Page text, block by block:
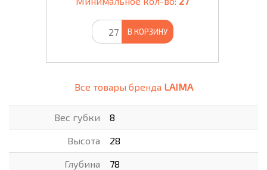
В КОРЗИНУ
Все товары бренда LAIMA
Вес губки 8
Высота 28
Глубина 78